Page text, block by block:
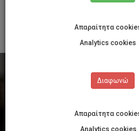
Απαραίτητα
Analytics cookies
Διαφωνώ
Απαραίτητα
Analytics cookies